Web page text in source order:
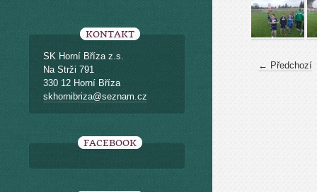
← Předchozí
KONTAKT
SK Horní Bříza z.s.
Na Strži 791
330 12 Horní Bříza
skhornibriza@seznam.cz
FACEBOOK